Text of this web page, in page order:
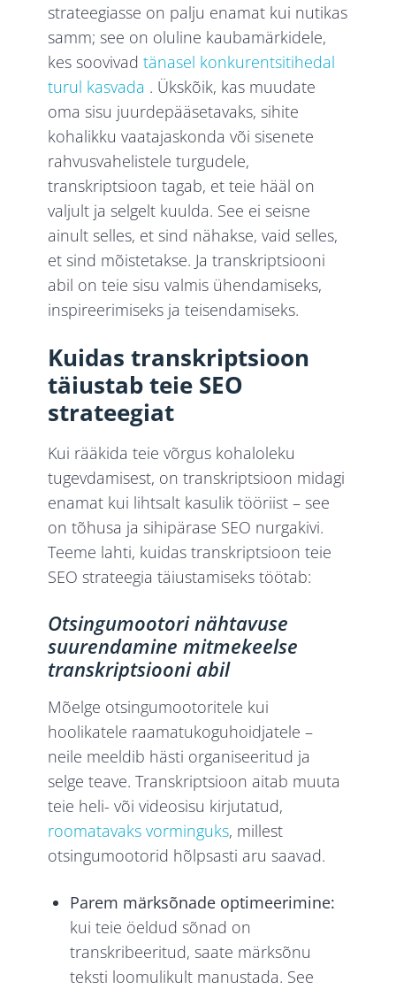
strateegiasse on palju enamat kui nutikas
samm; see on oluline kaubamärkidele,
kes soovivadtänasel konkurentsitihedal
turul kasvada . Ükskõik, kas muudate
oma sisu juurdepääsetavaks, sihite
kohalikku vaatajaskonda või sisenete
rahvusvahelistele turgudele,
transkriptsioon tagab, et teie hääl on
valjult ja selgelt kuulda. See ei seisne
ainult selles, et sind nähakse, vaid selles,
et sind mõistetakse. Ja transkriptsiooni
abil on teie sisu valmis ühendamiseks,
inspireerimiseks ja teisendamiseks.
Kuidas transkriptsioon
täiustab teie SEO
strateegiat
Kui rääkida teie võrgus kohaloleku
tugevdamisest, on transkriptsioon midagi
enamat kui lihtsalt kasulik tööriist – see
on tõhusa ja sihipärase SEO nurgakivi.
Teeme lahti, kuidas transkriptsioon teie
SEO strateegia täiustamiseks töötab:
Otsingumootori nähtavuse
suurendamine mitmekeelse
transkriptsiooni abil
Mõelge otsingumootoritele kui
hoolikatele raamatukoguhoidjatele –
neile meeldib hästi organiseeritud ja
selge teave. Transkriptsioon aitab muuta
teie heli- või videosisu kirjutatud,
roomatavaks vorminguks, millest
otsingumootorid hõlpsasti aru saavad.
Parem märksõnade optimeerimine:
kui teie öeldud sõnad on
transkribeeritud, saate märksõnu
teksti loomulikult manustada. See